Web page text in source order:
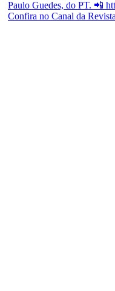
Confira no Canal da